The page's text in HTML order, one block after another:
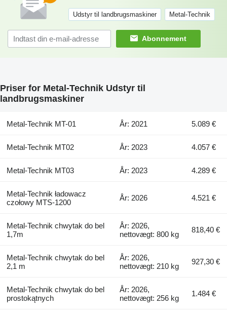
Udstyr til landbrugsmaskiner Metal-Technik
Abonnement
Priser for Metal-Technik Udstyr til
landbrugsmaskiner
Metal-Technik MT-01 År: 2021 5.089 €
Metal-Technik MT02 År: 2023 4.057 €
Metal-Technik MT03 År: 2023 4.289 €
Metal-Technik ładowacz
czołowy MTS-1200
År: 2026 4.521 €
Metal-Technik chwytak do bel
1,7m
År: 2026,
nettovægt: 800 kg
818,40 €
Metal-Technik chwytak do bel
2,1 m
År: 2026,
nettovægt: 210 kg
927,30 €
Metal-Technik chwytak do bel
prostokątnych
År: 2026,
nettovægt: 256 kg
1.484 €